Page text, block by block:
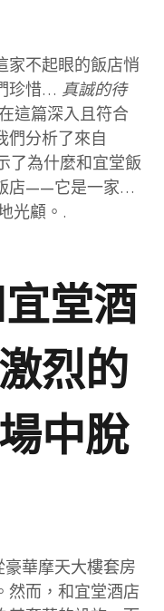
家不起眼的飯店悄
珍惜… 真誠的待
這篇深入且符合
們分析了來自
了為什麼和宜堂飯
店——它是一家…
光顧。.
堂酒
烈的
中脫
華摩天大樓套房
然而，和宜堂酒店